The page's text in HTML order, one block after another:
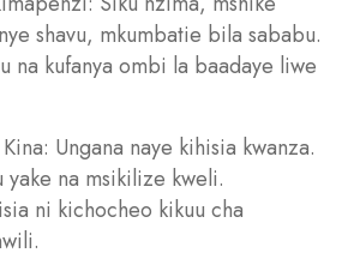
shavu, mkumbatie bila sababu.
na kufanya ombi la baadaye liwe
Ungana naye kihisia kwanza.
yake na msikilize kweli.
ni kichocheo kikuu cha